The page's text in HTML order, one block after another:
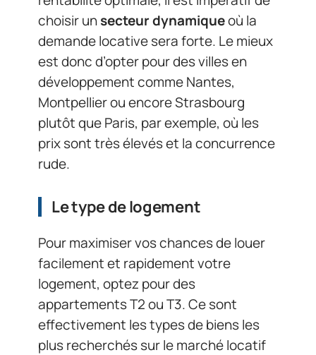
choisir unsecteur dynamiqueoù la
demande locative sera forte. Le mieux
est donc d’opter pour des villes en
développement comme Nantes,
Montpellier ou encore Strasbourg
plutôt que Paris, par exemple, où les
prix sont très élevés et la concurrence
rude.
Le type de logement
Pour maximiser vos chances de louer
facilement et rapidement votre
logement, optez pour des
appartements T2 ou T3. Ce sont
effectivement les types de biens les
plus recherchés sur le marché locatif